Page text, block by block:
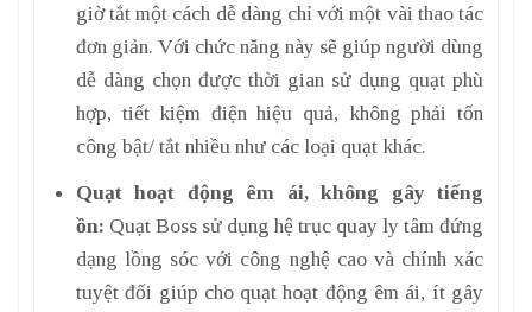
giờ tắt một cách dễ dàng chỉ với một vài thao tác
đơn giản. Với chức năng này sẽ giúp người dùng
dễ dàng chọn được thời gian sử dụng quạt phù
hợp, tiết kiệm điện hiệu quả, không phải tốn
công bật/ tắt nhiều như các loại quạt khác.
Quạt hoạt động êm ái, không gây tiếng
ồn: Quạt Boss sử dụng hệ trục quay ly tâm đứng
dạng lồng sóc với công nghệ cao và chính xác
tuyệt đối giúp cho quạt hoạt động êm ái, ít gây